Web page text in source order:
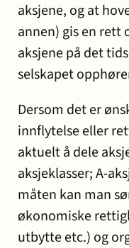
aksjene, og at
annen) gis en rett
aksjene på det
selskapet
Dersom det er
innflytelse eller
aktuelt å dele
aksjeklasser; A-
måten kan man
økonomiske
utbytte etc.) og